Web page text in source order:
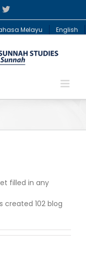
Twitter
Melayu English
filled in any
created 102 blog